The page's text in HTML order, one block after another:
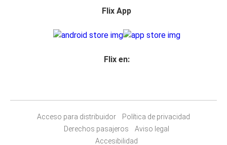
Flix App
Flix en:
Acceso para distribuidor
Política de privacidad
Derechos pasajeros
Aviso legal
Accesibilidad